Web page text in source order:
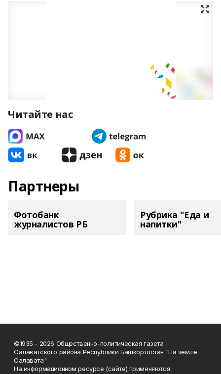
Читайте нас
Партнеры
Фотобанк
журналистов РБ
Рубрика "Еда и
напитки"
©1935 - 2026 Общественно-политическая газета
Салаватского района Республики Башкортостан "На земле
Салавата"
На информационном ресурсе (сайте) применяются